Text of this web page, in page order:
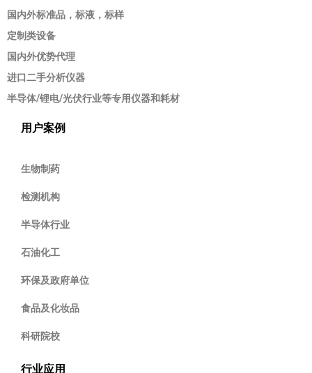
国内外标准品，标液，标样
定制类设备
国内外优势代理
进口二手分析仪器
半导体/锂电/光伏行业等专用仪器和耗材
用户案例
生物制药
检测机构
半导体行业
石油化工
环保及政府单位
食品及化妆品
科研院校
行业应用